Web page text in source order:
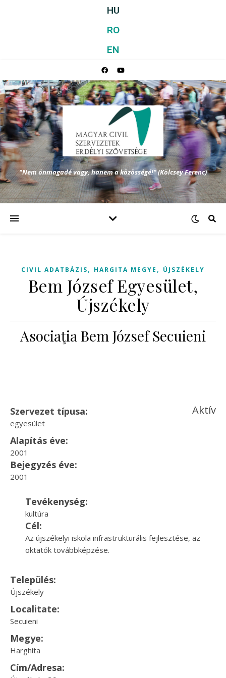
HU
RO
EN
"Nem önmagadé vagy, hanem a közösségé!" (Kölcsey Ferenc)
CIVIL ADATBÁZIS, HARGITA MEGYE , ÚJSZÉKELY
Bem József Egyesület,
Újszékely
Asociaţia Bem József Secuieni
Szervezet típusa:
egyesület
Aktív
Alapítás éve:
2001
Bejegyzés éve:
2001
Tevékenység:
kultúra
Cél:
Az újszékelyi iskola infrastrukturális fejlesztése, az
oktatók továbbképzése.
Település:
Újszékely
Localitate:
Secuieni
Megye:
Harghita
Cím/Adresa: